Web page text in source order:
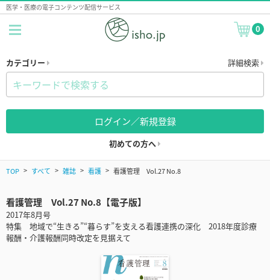
医学・医療の電子コンテンツ配信サービス
0
カテゴリー 詳細検索
ログイン／新規登録
初めての方へ
TOP すべて 雑誌 看護 看護管理 Vol.27 No.8
看護管理 Vol.27 No.8【電子版】
2017年8月号
特集 地域で“生きる”“暮らす”を支える看護連携の深化 2018年度診療
報酬・介護報酬同時改定を見据えて